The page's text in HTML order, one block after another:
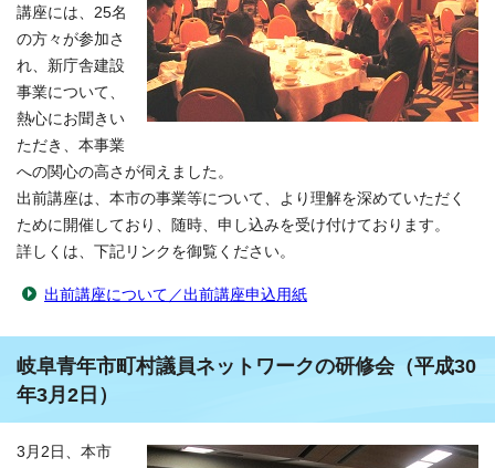
講座には、25名
の方々が参加さ
れ、新庁舎建設
事業について、
熱心にお聞きい
ただき、本事業
への関心の高さが伺えました。
出前講座は、本市の事業等について、より理解を深めていただく
ために開催しており、随時、申し込みを受け付けております。
詳しくは、下記リンクを御覧ください。
出前講座について／出前講座申込用紙
岐阜青年市町村議員ネットワークの研修会（平成30
年3月2日）
3月2日、本市